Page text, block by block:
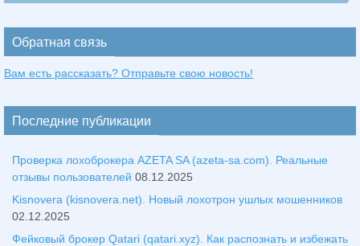
Обратная связь
Вам есть рассказать? Отправьте свою новость!
Последние публикации
Проверка лохоброкера AZETA SA (azeta-sa.com). Реальные
отзывы пользователей 08.12.2025
Kisnovera (kisnovera.net). Новый лохотрон ушлых мошенников
02.12.2025
Фейковый брокер Qatari (qatari.xyz). Как распознать и избежать